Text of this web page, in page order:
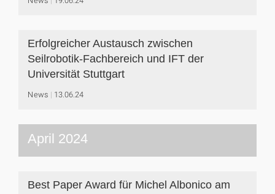
Erfolgreicher Austausch zwischen
Seilrobotik-Fachbereich und IFT der
Universität Stuttgart
News 13.06.24
April 2024
Best Paper Award für Michel Albonico am